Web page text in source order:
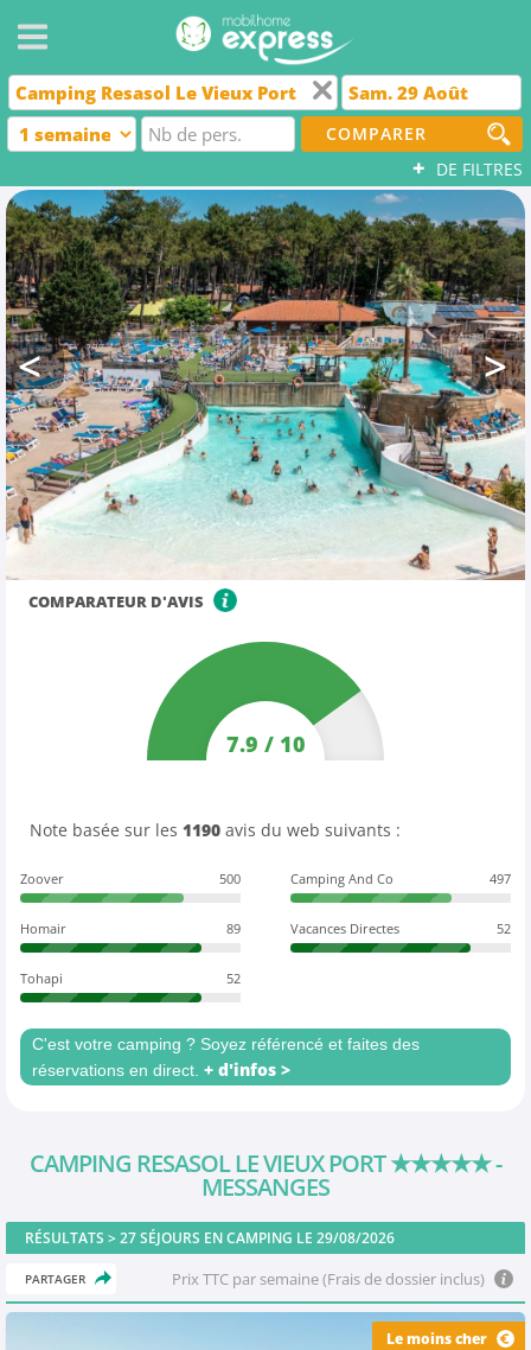
COMPARER
+ DE FILTRES
COMPARATEUR D'AVIS
7.9 / 10
Note basée sur les 1190 avis du web suivants :
Zoover 500 Camping And Co 497
Homair 89 Vacances Directes 52
Tohapi 52
C'est votre camping ? Soyez référencé et faites des
réservations en direct. + d'infos >
CAMPING RESASOL LE VIEUX PORT★★★★★-
MESSANGES
RÉSULTATS >27SÉJOURS EN CAMPING LE 29/08/2026
PARTAGER Prix TTC par semaine (Frais de dossier inclus)
Le moins cher